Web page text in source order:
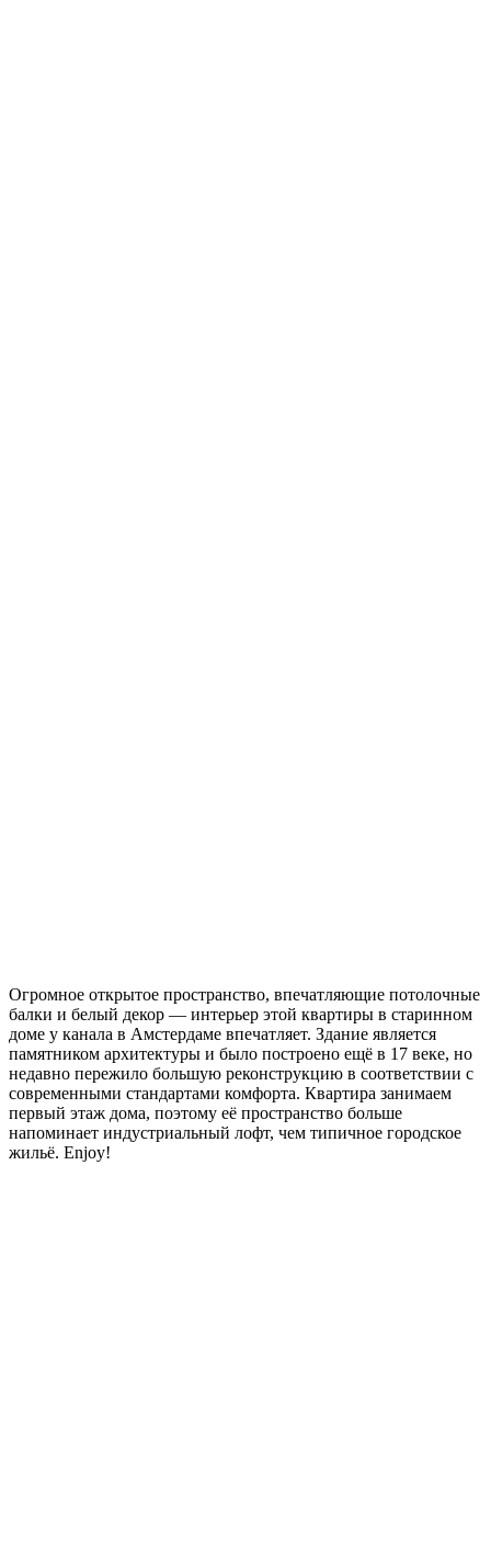
Огромное открытое пространство, впечатляющие потолочные
балки и белый декор — интерьер этой квартиры в старинном
доме у канала в Амстердаме впечатляет. Здание является
памятником архитектуры и было построено ещё в 17 веке, но
недавно пережило большую реконструкцию в соответствии с
современными стандартами комфорта. Квартира занимаем
первый этаж дома, поэтому её пространство больше
напоминает индустриальный лофт, чем типичное городское
жильё. Enjoy!